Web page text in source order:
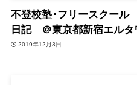
不登校塾･フリースクー
日記 ＠東京都新宿エル
2019年12月3日